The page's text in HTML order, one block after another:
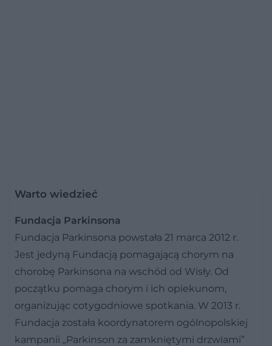
Warto wiedzieć
Fundacja Parkinsona
Fundacja Parkinsona powstała 21 marca 2012 r.
Jest jedyną Fundacją pomagającą chorym na
chorobę Parkinsona na wschód od Wisły. Od
początku pomaga chorym i ich opiekunom,
organizując cotygodniowe spotkania. W 2013 r.
Fundacja została koordynatorem ogólnopolskiej
kampanii „Parkinson za zamkniętymi drzwiami”